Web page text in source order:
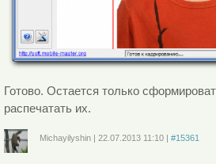
Готово. Остается только
распечатать их.
Michayilyshin| 22.07.2013 11:10| #15361